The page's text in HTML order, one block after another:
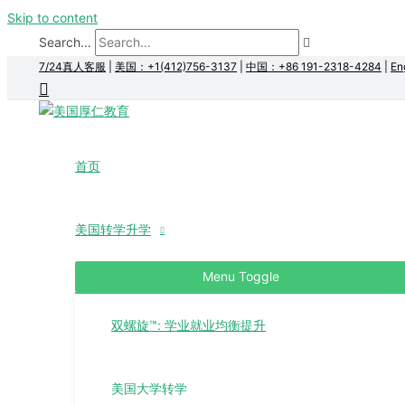
Skip to content
Search...
7/24真人客服 美国：+1(412)756-3137 中国：+86 191-2318-4284
首页
美国转学升学
Menu Toggle
双螺旋™: 学业就业均衡提升
美国大学转学